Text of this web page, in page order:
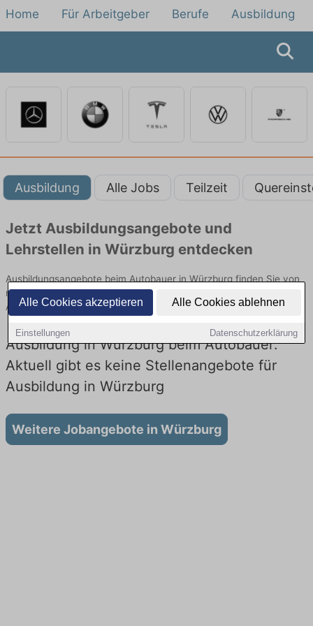
Alle Cookies akzeptieren Alle Cookies ablehnen
Einstellungen Datenschutzerklärung
Home Für Arbeitgeber Berufe Ausbildung
Ausbildung Alle Jobs Teilzeit
Jetzt Ausbildungsangebote und
Lehrstellen in Würzburg entdecken
Ausbildungsangebote beim Autobauer in Würzburg finden Sie von
namhaften Firmen. Entdecken Sie freie Optionen von Top-
Arbeitgebern und bewerben Sie sich noch heute.
Ausbildung in Würzburg beim Autobauer:
Aktuell gibt es keine Stellenangebote für
Ausbildung in Würzburg
Weitere Jobangebote in Würzburg